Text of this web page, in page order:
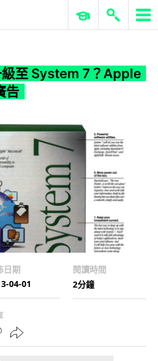
ERP 與商業 AI
至 System 7？Apple
告
日期
04-01
閱讀時間
2分鐘